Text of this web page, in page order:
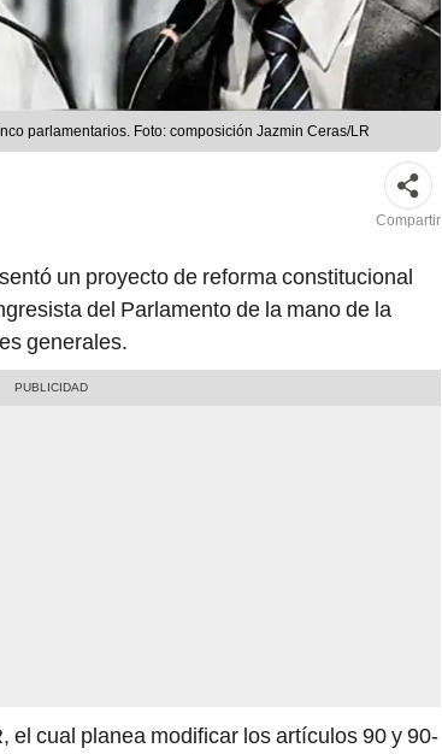
parlamentarios. Foto: composición Jazmin Ceras/LR
Compartir
un proyecto de reforma constitucional
del Parlamento de la mano de la
generales.
el cual planea modificar los artículos 90 y 90-